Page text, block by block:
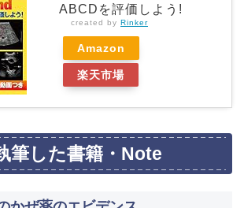
ABCDを評価しよう!
created by Rinker
Amazon
楽天市場
筆した書籍・Note